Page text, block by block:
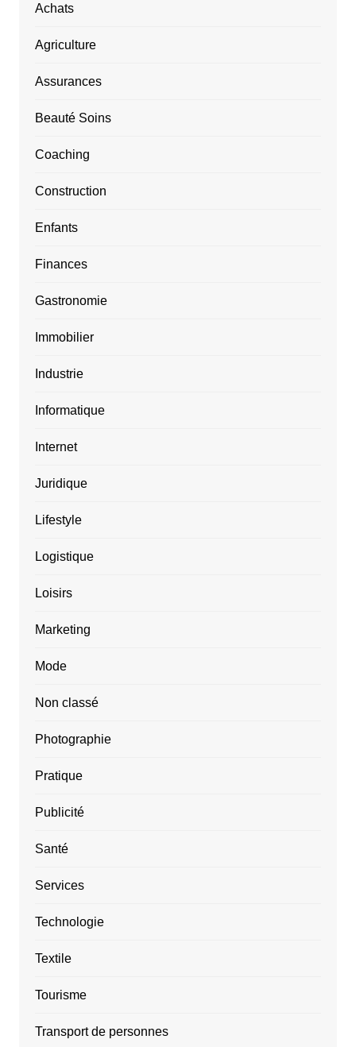
Achats
Agriculture
Assurances
Beauté Soins
Coaching
Construction
Enfants
Finances
Gastronomie
Immobilier
Industrie
Informatique
Internet
Juridique
Lifestyle
Logistique
Loisirs
Marketing
Mode
Non classé
Photographie
Pratique
Publicité
Santé
Services
Technologie
Textile
Tourisme
Transport de personnes